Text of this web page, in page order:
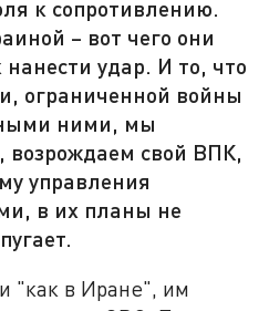
к сопротивлению.
– вот чего они
удар. И то, что
ограниченной войны
ними, мы
возрождаем свой ВПК,
управления
в их планы не
"как в Иране", им